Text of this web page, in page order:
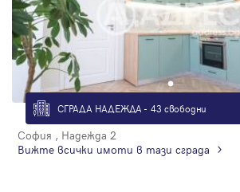
СГРАДА НАДЕЖДА - 43 свободни
София , Надежда 2
Вижте всички имоти в тази сграда